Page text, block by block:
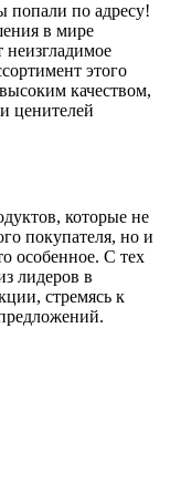
попали по адресу!
в мире
неизгладимое
этого
качеством,
ценителей
которые не
покупателя, но и
особенное. С тех
лидеров в
стремясь к